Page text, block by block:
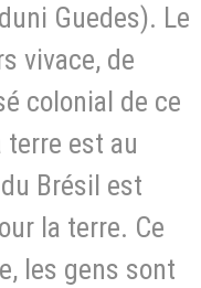
Guedes). Le
vivace, de
colonial de ce
est au
Brésil est
la terre. Ce
les gens sont